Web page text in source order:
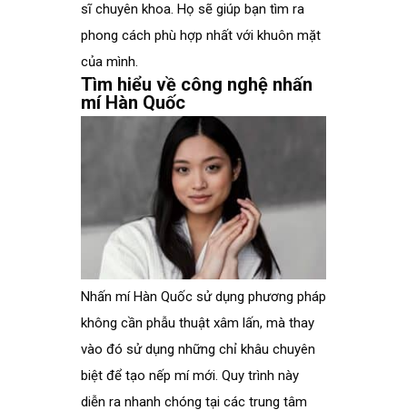
sĩ chuyên khoa. Họ sẽ giúp bạn tìm ra
phong cách phù hợp nhất với khuôn mặt
của mình.
Tìm hiểu về công nghệ nhấn
mí Hàn Quốc
Nhấn mí Hàn Quốc sử dụng phương pháp
không cần phẫu thuật xâm lấn, mà thay
vào đó sử dụng những chỉ khâu chuyên
biệt để tạo nếp mí mới. Quy trình này
diễn ra nhanh chóng tại các trung tâm